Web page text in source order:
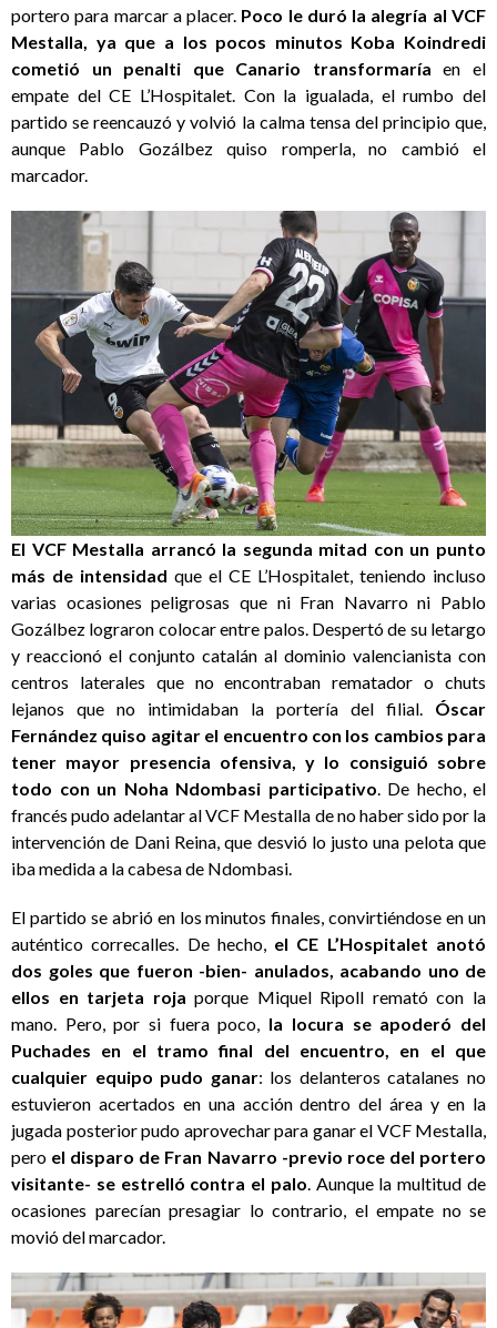
portero para marcar a placer. Poco le duró la alegría al VCF
Mestalla, ya que a los pocos minutos Koba Koindredi
cometió un penalti que Canario transformaría en el
empate del CE L’Hospitalet. Con la igualada, el rumbo del
partido se reencauzó y volvió la calma tensa del principio que,
aunque Pablo Gozálbez quiso romperla, no cambió el
marcador.
El VCF Mestalla arrancó la segunda mitad con un punto
más de intensidad que el CE L’Hospitalet, teniendo incluso
varias ocasiones peligrosas que ni Fran Navarro ni Pablo
Gozálbez lograron colocar entre palos. Despertó de su letargo
y reaccionó el conjunto catalán al dominio valencianista con
centros laterales que no encontraban rematador o chuts
lejanos que no intimidaban la portería del filial. Óscar
Fernández quiso agitar el encuentro con los cambios para
tener mayor presencia ofensiva, y lo consiguió sobre
todo con un Noha Ndombasi participativo . De hecho, el
francés pudo adelantar al VCF Mestalla de no haber sido por la
intervención de Dani Reina, que desvió lo justo una pelota que
iba medida a la cabesa de Ndombasi.
El partido se abrió en los minutos finales, convirtiéndose en un
auténtico correcalles. De hecho, el CE L’Hospitalet anotó
dos goles que fueron -bien- anulados, acabando uno de
ellos en tarjeta roja porque Miquel Ripoll remató con la
mano. Pero, por si fuera poco, la locura se apoderó del
Puchades en el tramo final del encuentro, en el que
cualquier equipo pudo ganar: los delanteros catalanes no
estuvieron acertados en una acción dentro del área y en la
jugada posterior pudo aprovechar para ganar el VCF Mestalla,
pero el disparo de Fran Navarro -previo roce del portero
visitante- se estrelló contra el palo . Aunque la multitud de
ocasiones parecían presagiar lo contrario, el empate no se
movió del marcador.